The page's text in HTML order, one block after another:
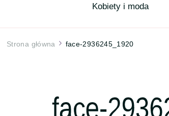
Kobiety i moda
Strona główna face-2936245_1920